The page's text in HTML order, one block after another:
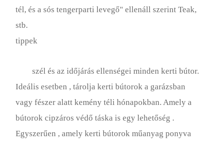
tél, és a sós tengerparti levegő" ellenáll szerint Teak,
stb.
tippek
szél és az időjárás ellenségei minden kerti bútor.
Ideális esetben , tárolja kerti bútorok a garázsban
vagy fészer alatt kemény téli hónapokban. Amely a
bútorok cipzáros védő táska is egy lehetőség .
Egyszerűen , amely kerti bútorok műanyag ponyva